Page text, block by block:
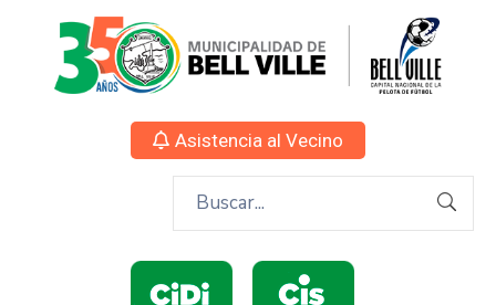
Asistencia al Vecino